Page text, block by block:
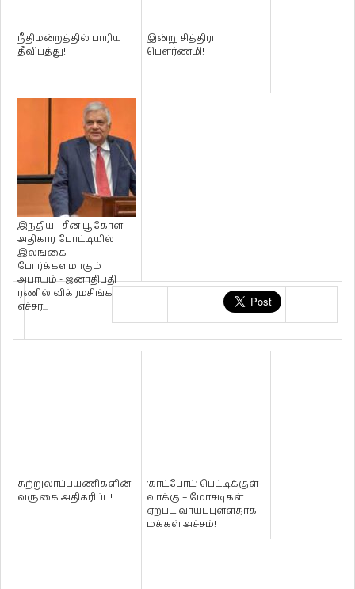
நீதிமன்றத்தில் பாரிய
தீவிபத்து!
இன்று சித்திரா
பௌர்ணமி!
இந்திய - சீன பூகோள
அதிகார போட்டியில்
இலங்கை
போர்க்களமாகும்
அபாயம் - ஜனாதிபதி
ரணில் விக்ரமசிங்க
எச்சர...
சுற்றுலாப்பயணிகளின்
வருகை அதிகரிப்பு!
‘காட்போட்’ பெட்டிக்குள்
வாக்கு – மோசடிகள்
ஏற்பட வாய்ப்புள்ளதாக
மக்கள் அச்சம்!